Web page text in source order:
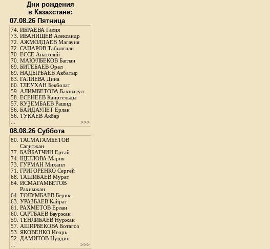
Дни рождения
в Казахстане:
07.08.26 Пятница
74. ИБРАЕВА Галия
73. ИВАНИЩЕВ Александр
72. АЖМОЛДАЕВ Магауия
72. САПАРОВ Табылгали
70. ЕССЕ Анатолий
70. МАКУЛБЕКОВ Баглан
69. БИТЕБАЕВ Орал
69. НАДЫРБАЕВ Акбатыр
63. ГАЛИЕВА Дина
60. ТЛЕУХАН Бекболат
59. АЛИМБЕТОВА Бахшагул
58. ЕСЕНЕЕВ Каиргельды
57. КУЗЕМБАЕВ Рашид
56. БАЙДАУЛЕТ Ерлан
56. ТУКАЕВ Акбар
>>>
08.08.26 Суббота
80. ТАСМАГАМБЕТОВ
Сагитжан
77. БАЙБАТЧИН Ертай
74. ЩЕГЛОВА Мария
73. ГУРМАН Михаил
71. ГРИГОРЕНКО Сергей
68. ТАШИБАЕВ Мурат
64. ИСМАГАМБЕТОВ
Рахимжан
64. ТОЛУМБАЕВ Берик
63. УРАЗБАЕВ Кайрат
61. РАХМЕТОВ Ерлан
60. САРТБАЕВ Бауржан
59. ТЕНЛИБАЕВ Нуржан
57. АШИРБЕКОВА Ботагоз
53. ЯКОВЕНКО Игорь
52. ДАМИТОВ Нурдин
>>>